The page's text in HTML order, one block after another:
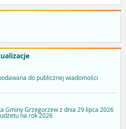
do publicznej wiadomości
Gminy Grzegorzew z dnia 29 lipca 2026
na rok 2026